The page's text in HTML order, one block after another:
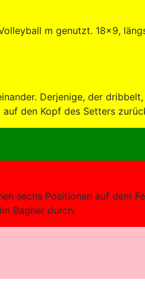
m genutzt. 18x9,
Derjenige, der
den Kopf des Setters
sechs Positionen auf dem
Bagher durch.